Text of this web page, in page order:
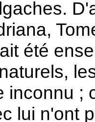
été
inconnu ;
lui n'ont